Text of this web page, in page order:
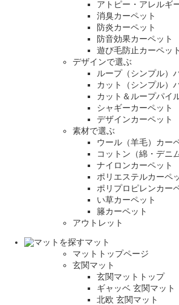
アトピー・アレルギ
消臭カーペット
防炎カーペット
防音効果カーペット
遊び毛防止カーペット
デザインで選ぶ
ループ（シンプル）
カット（シンプル）
カット＆ループパイ
シャギーカーペット
デザインカーペット
素材で選ぶ
ウール（羊毛）カー
コットン（綿・デニ
ナイロンカーペット
ポリエステルカーペ
ポリプロピレンカー
い草カーペット
籐カーペット
アウトレット
マット
マットトップページ
玄関マット
玄関マットトップ
ギャッベ 玄関マット
北欧 玄関マット